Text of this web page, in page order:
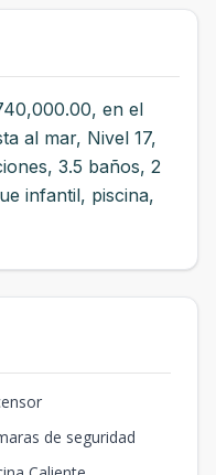
en el
al mar, Nivel 17,
3.5 baños, 2
infantil, piscina,
de seguridad